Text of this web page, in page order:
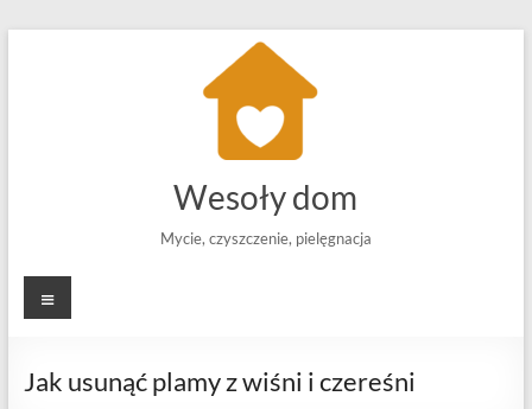
Wesoły dom
Mycie, czyszczenie, pielęgnacja
Menu
Jak usunąć plamy z wiśni i czereśni